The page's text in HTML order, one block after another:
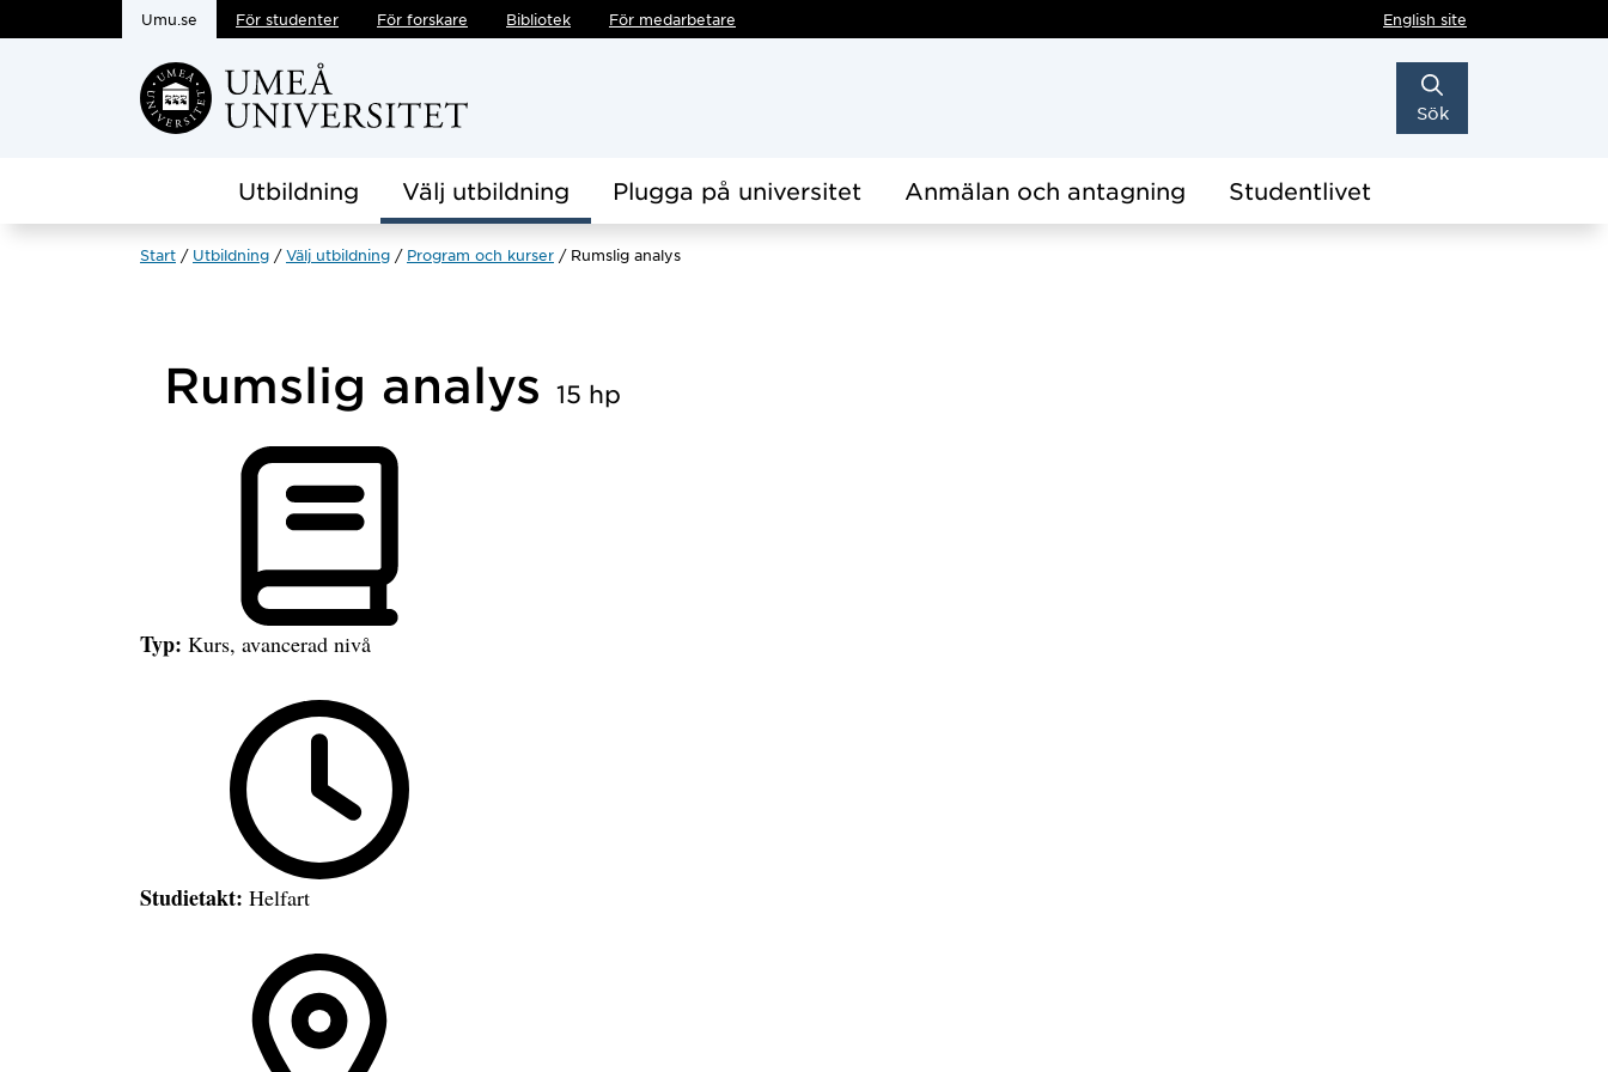
Hoppa direkt till innehållet
Umu.se För studenter För forskare Bibliotek För medarbetare English site
Sök
Utbildning Välj utbildning Plugga på universitet Anmälan och antagning Studentlivet
Start Utbildning Välj utbildning Program och kurser Rumslig analys
Rumslig analys 15 hp
Typ: Kurs, avancerad nivå
Studietakt: Helfart